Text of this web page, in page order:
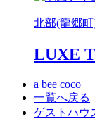
北部(龍郷
LUXE
a bee coco
一覧へ戻る
ゲストハウ